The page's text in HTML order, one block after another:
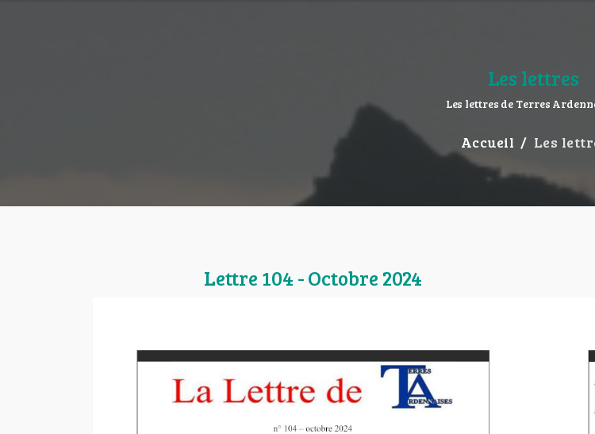
Les lettres
Les lettres de Terres
Accueil Les
Lettre 104 - Octobre 2024